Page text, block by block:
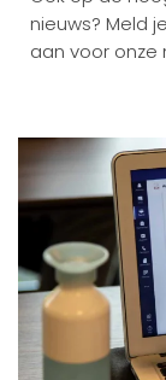
nieuws? Meld
aan voor onze